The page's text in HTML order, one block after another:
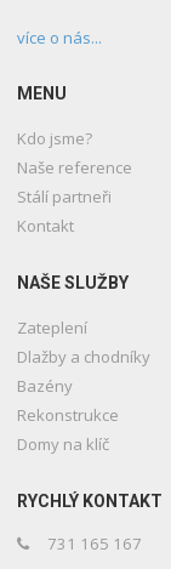
více o nás...
MENU
Kdo jsme?
Naše reference
Stálí partneři
Kontakt
NAŠE SLUŽBY
Zateplení
Dlažby a chodníky
Bazény
Rekonstrukce
Domy na klíč
RYCHLÝ KONTAKT
731 165 167